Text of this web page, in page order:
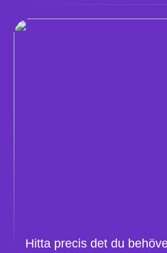
Hitta precis det du